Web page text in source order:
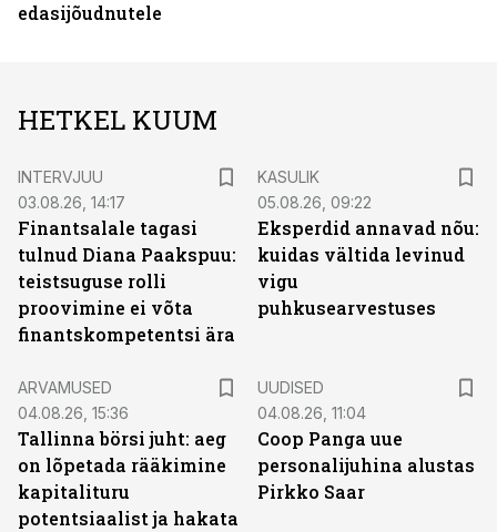
edasijõudnutele
HETKEL KUUM
INTERVJUU
03.08.26, 14:17
Finantsalale tagasi
tulnud Diana Paakspuu:
teistsuguse rolli
proovimine ei võta
finantskompetentsi ära
KASULIK
05.08.26, 09:22
Eksperdid annavad nõu:
kuidas vältida levinud
vigu
puhkusearvestuses
ARVAMUSED
04.08.26, 15:36
Tallinna börsi juht: aeg
on lõpetada rääkimine
kapitalituru
potentsiaalist ja hakata
UUDISED
04.08.26, 11:04
Coop Panga uue
personalijuhina alustas
Pirkko Saar